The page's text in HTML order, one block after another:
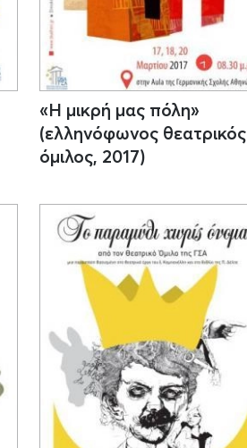
«Η μικρή μας πόλη»
(ελληνόφωνος θεατρικός
όμιλος, 2017)